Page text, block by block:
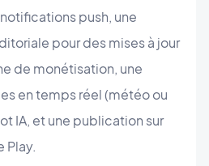
push, une
pour des mises à jour
de monétisation, une
en temps réel (météo ou
IA, et une publication sur
Play.